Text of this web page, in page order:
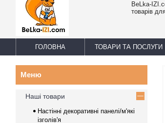
BeLka-
товарів
ГОЛОВНА ТОВАРИ ТА ПОСЛУГИ
Наші товари
Настінні декоративні панелі/м'які
ізголів'я